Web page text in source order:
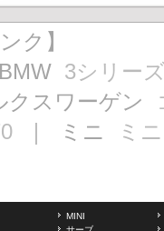
ク】
3シリー
スワーゲン
｜ ミニ ミニ
MINI